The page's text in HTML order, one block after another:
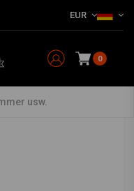
EUR
0
777 Reife Vorne 120/70-21 (68V) WW TL RF
WW TL RF